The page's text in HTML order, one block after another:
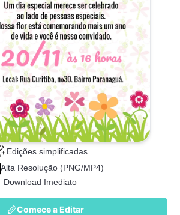
Edições simplificadas
Alta Resolução (PNG/MP4)
Download Imediato
Comece a Editar